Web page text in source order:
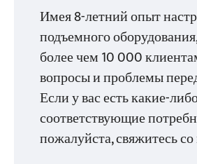
Имея 8-летний опыт
подъемного
более чем 10 000
вопросы и проблемы
Если у вас есть какие-
соответствующие
пожалуйста, свяжитесь